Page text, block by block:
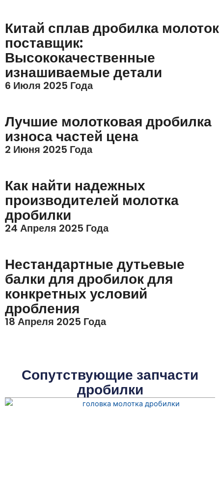
Китай сплав дробилка молоток
поставщик:
Высококачественные
изнашиваемые детали
6 Июля 2025 Года
Лучшие молотковая дробилка
износа частей цена
2 Июня 2025 Года
Как найти надежных
производителей молотка
дробилки
24 Апреля 2025 Года
Нестандартные дутьевые
балки для дробилок для
конкретных условий
дробления
18 Апреля 2025 Года
Сопутствующие запчасти
дробилки